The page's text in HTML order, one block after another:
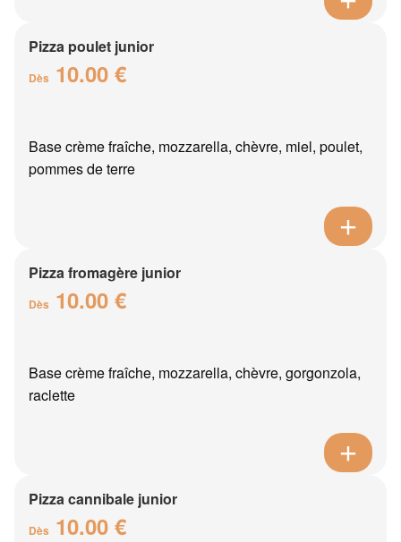
Pizza poulet junior
Dès 10.00 €
Base crème fraîche, mozzarella, chèvre, miel, poulet,
pommes de terre
Pizza fromagère junior
Dès 10.00 €
Base crème fraîche, mozzarella, chèvre, gorgonzola,
raclette
Pizza cannibale junior
Dès 10.00 €